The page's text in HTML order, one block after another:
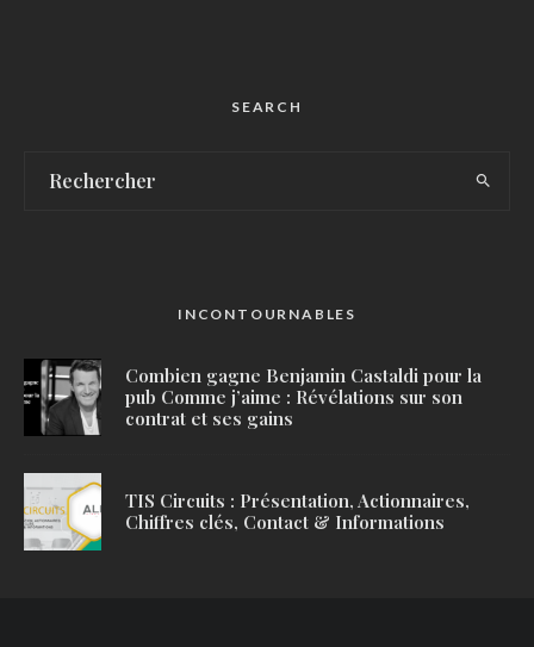
SEARCH
INCONTOURNABLES
Combien gagne Benjamin Castaldi pour la
pub Comme j’aime : Révélations sur son
contrat et ses gains
TIS Circuits : Présentation, Actionnaires,
Chiffres clés, Contact & Informations